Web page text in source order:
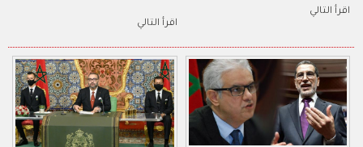
اقرأ التالي
اقرأ التالي